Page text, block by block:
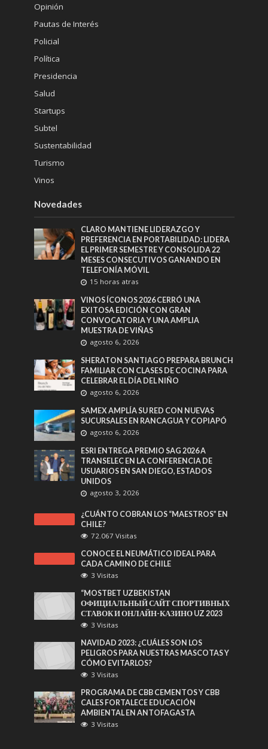
Opinión
Pautas de Interés
Policial
Política
Presidencia
Salud
Startups
Subtel
Sustentabilidad
Turismo
Vinos
Novedades
CLARO MANTIENE LIDERAZGO Y
PREFERENCIA EN PORTABILIDAD: LIDERA
EL PRIMER SEMESTRE Y CONSOLIDA 22
MESES CONSECUTIVOS GANANDO EN
TELEFONÍA MÓVIL
15 horas atras
VINOS ÍCONOS 2026 CERRÓ UNA
EXITOSA EDICIÓN CON GRAN
CONVOCATORIA Y UNA AMPLIA
MUESTRA DE VIÑAS
agosto 6, 2026
SHERATON SANTIAGO PREPARA BRUNCH
FAMILIAR CON CLASES DE COCINA PARA
CELEBRAR EL DÍA DEL NIÑO
agosto 6, 2026
SAMEX AMPLÍA SU RED CON NUEVAS
SUCURSALES EN RANCAGUA Y COPIAPÓ
agosto 6, 2026
ESRI ENTREGA PREMIO SAG 2026 A
TRANSELEC EN LA CONFERENCIA DE
USUARIOS EN SAN DIEGO, ESTADOS
UNIDOS
agosto 3, 2026
¿CUÁNTO COBRAN LOS “MAESTROS” EN
CHILE?
72.067 Visitas
CONOCE EL NEUMÁTICO IDEAL PARA
CADA CAMINO DE CHILE
3 Visitas
“MOSTBET UZBEKISTAN
ОФИЦИАЛЬНЫЙ САЙТ СПОРТИВНЫХ
СТАВОК И ОНЛАЙН-КАЗИНО UZ 2023
3 Visitas
NAVIDAD 2023: ¿CUÁLES SON LOS
PELIGROS PARA NUESTRAS MASCOTAS Y
CÓMO EVITARLOS?
3 Visitas
PROGRAMA DE CBB CEMENTOS Y CBB
CALES FORTALECE EDUCACIÓN
AMBIENTAL EN ANTOFAGASTA
3 Visitas